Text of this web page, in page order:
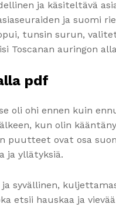
ja käsiteltävä
ja suomi
tunsin surun,
Toscanan auringon
pdf
oli ohi ennen kuin
kun olin
puutteet ovat osa
ja yllätyksiä.
syvällinen,
etsii hauskaa ja